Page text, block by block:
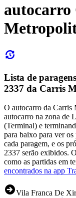
Lista de
2337 da Carris
O autocarro da Carris
autocarro na zona de
(Terminal) e
para baixo para ver
cada paragem, e os
2337 serão exibidos.
como as partidas em
encontrados na app
Vila Franca De